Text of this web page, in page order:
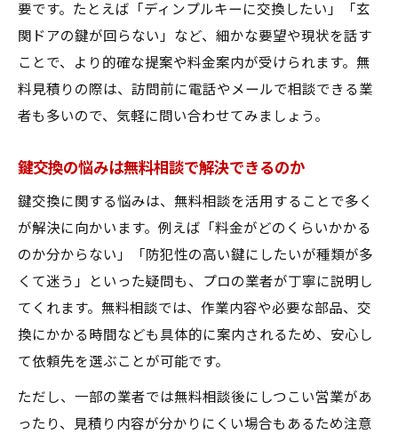
要です。たとえば「ディンプルキーに交換したい」「玄
関ドアの鍵が回らない」など、細かな要望や現状を話す
ことで、より的確な提案や料金案内が受けられます。無
料見積りの際は、訪問前に電話やメールで相談できる業
者も多いので、気軽に問い合わせてみましょう。
鍵交換の悩みは無料相談で解決できるのか
鍵交換に関する悩みは、無料相談を活用することで多く
が解決に向かいます。例えば「料金がどのくらいかかる
のか分からない」「防犯性の高い鍵にしたいが種類が多
くて迷う」といった疑問も、プロの業者が丁寧に説明し
てくれます。無料相談では、作業内容や必要な部品、交
換にかかる時間なども具体的に案内されるため、安心し
て依頼先を選ぶことが可能です。
ただし、一部の業者では無料相談後にしつこい営業があ
ったり、見積り内容が分かりにくい場合もあるため注意